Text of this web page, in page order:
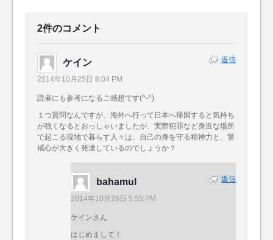
2件のコメント
ケイン
2014年10月25日 8:04 PM
読者にも参考になるご感想です(^-^)
１つ質問なんですが、海外へ行って日本へ帰国すると気持ち
が強くなるとおっしゃいましたが、実際犯罪など身近な場所
で起こる現地で暮らす人々は、自己の身を守る精神力と、警
戒心が大きく発達しているのでしょうか？
返信
bahamul
2014年10月26日 5:55 PM
ケインさん
はじめまして！
返信